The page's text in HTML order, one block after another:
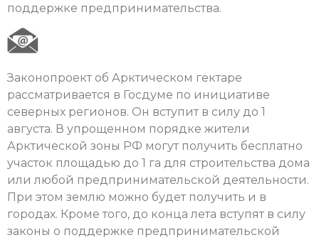
поддержке предпринимательства.
Законопроект об Арктическом гектаре
рассматривается в Госдуме по инициативе
северных регионов. Он вступит в силу до 1
августа. В упрощенном порядке жители
Арктической зоны РФ могут получить бесплатно
участок площадью до 1 га для строительства дома
или любой предпринимательской деятельности.
При этом землю можно будет получить и в
городах. Кроме того, до конца лета вступят в силу
законы о поддержке предпринимательской